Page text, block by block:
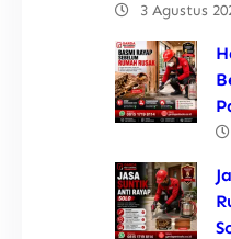
3 Agustus